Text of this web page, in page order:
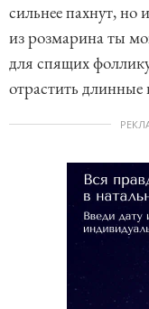
сильнее пахнут,
из розмарина ты
для спящих
отрастить длинные